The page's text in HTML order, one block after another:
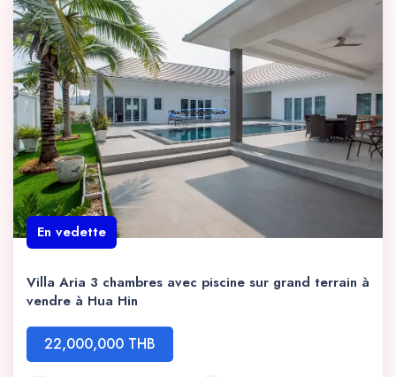
En vedette
Villa Aria 3 chambres avec piscine sur grand terrain à
vendre à Hua Hin
22,000,000 THB